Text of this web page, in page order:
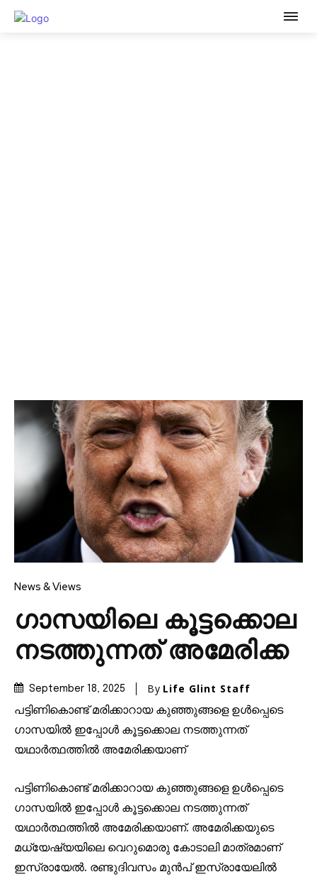
News & Views
ഗാസയിലെ കൂട്ടക്കൊല
നടത്തുന്നത് അമേരിക്ക
September 18, 2025 By Life Glint Staff
പട്ടിണികൊണ്ട് മരിക്കാറായ കുഞ്ഞുങ്ങളെ ഉൾപ്പെടെ
ഗാസയിൽ ഇപ്പോൾ കൂട്ടക്കൊല നടത്തുന്നത്
യഥാർത്ഥത്തിൽ അമേരിക്കയാണ്
പട്ടിണികൊണ്ട് മരിക്കാറായ കുഞ്ഞുങ്ങളെ ഉൾപ്പെടെ
ഗാസയിൽ ഇപ്പോൾ കൂട്ടക്കൊല നടത്തുന്നത്
യഥാർത്ഥത്തിൽ അമേരിക്കയാണ്. അമേരിക്കയുടെ
മധ്യേഷ്യയിലെ വെറുമൊരു കോടാലി മാത്രമാണ്
ഇസ്രായേൽ. രണ്ടുദിവസം മുൻപ് ഇസ്രായേലിൽ